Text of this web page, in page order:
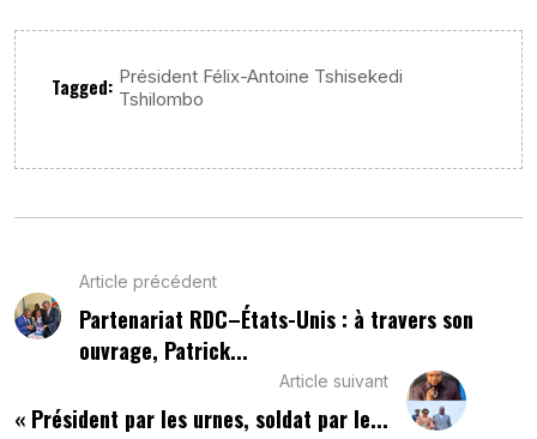
Tagged: Président Félix-Antoine Tshisekedi
Tshilombo
Article précédent
Partenariat RDC–États-Unis : à travers son
ouvrage, Patrick...
Article suivant
« Président par les urnes, soldat par le...